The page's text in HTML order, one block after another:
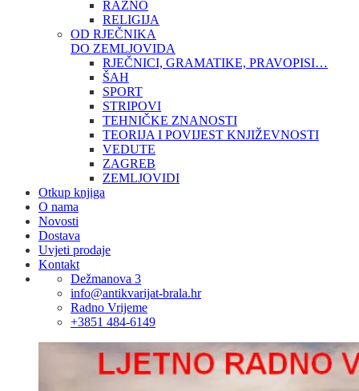
RAZNO
RELIGIJA
OD RJEČNIKA
DO ZEMLJOVIDA
RJEČNICI, GRAMATIKE, PRAVOPISI…
ŠAH
SPORT
STRIPOVI
TEHNIČKE ZNANOSTI
TEORIJA I POVIJEST KNJIŽEVNOSTI
VEDUTE
ZAGREB
ZEMLJOVIDI
Otkup knjiga
O nama
Novosti
Dostava
Uvjeti prodaje
Kontakt
Dežmanova 3
info@antikvarijat-brala.hr
Radno Vrijeme
+3851 484-6149